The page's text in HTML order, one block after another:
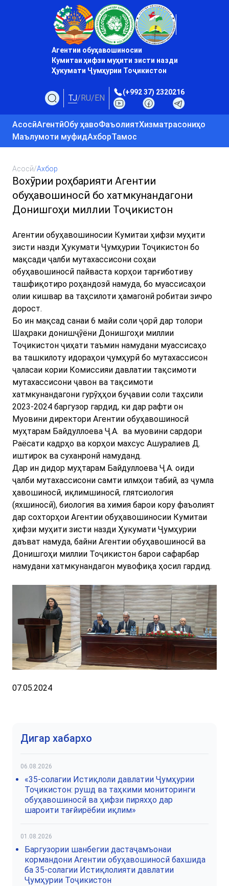
Агентии обуҳавошиносии
Кумитаи ҳифзи муҳити зисти назди
Ҳукумати Ҷумҳурии Тоҷикистон
TJ/RU/EN
(+992 37) 2320216
АсосӣАгентӣОбу ҳавоФаъолиятХизматрасониҳо
Маълумоти муфидАхборТамос
Асосӣ/Ахбор
Вохӯрии роҳбарияти Агентии
обуҳавошиносӣ бо хатмкунандагони
Донишгоҳи миллии Тоҷикистон
Агентии обуҳавошиносии Кумитаи ҳифзи муҳити
зисти назди Ҳукумати Ҷумҳурии Тоҷикистон бо
мақсади ҷалби мутахассисони соҳаи
обуҳавошиносӣ пайваста корҳои тарғиботиву
ташфиқотиро роҳандозӣ намуда, бо муассисаҳои
олии кишвар ва таҳсилоти ҳамагонӣ робитаи зичро
дорост.
Бо ин мақсад санаи 6 майи соли ҷорӣ дар толори
Шаҳраки донишҷӯёни Донишгоҳи миллии
Тоҷикистон ҷиҳати таъмин намудани муассисаҳо
ва ташкилоту идораҳои ҷумҳурӣ бо мутахассисон
ҷаласаи кории Комиссияи давлатии тақсимоти
мутахассисони ҷавон ва тақсимоти
хатмкунандагони гурӯҳҳои буҷавии соли таҳсили
2023-2024 баргузор гардид, ки дар рафти он
Муовини директори Агентии обуҳавошиносӣ
муҳтарам Байдуллоева Ҷ.А. ва муовини сардори
Раёсати кадрҳо ва корҳои махсус Ашуралиев Д.
иштирок ва суханронӣ намуданд.
Дар ин дидор муҳтарам Байдуллоева Ҷ.А. оиди
ҷалби мутахассисони самти илмҳои табиӣ, аз ҷумла
ҳавошиносӣ, иқлимшиносӣ, глятсиология
(яхшиносӣ), биология ва химия барои кору фаъолият
дар сохторҳои Агентии обуҳавошиносии Кумитаи
ҳифзи муҳити зисти назди Ҳукумати Ҷумҳурии
даъват намуда, байни Агентии обуҳавошиносӣ ва
Донишгоҳи миллии Тоҷикистон барои сафарбар
намудани хатмкунандагон мувофиқа ҳосил гардид.
07.05.2024
Дигар хабархо
06.08.2026
«35-солагии Истиқлоли давлатии Ҷумҳурии
Тоҷикистон: рушд ва таҳкими мониторинги
обуҳавошиносӣ ва ҳифзи пиряхҳо дар
шароити тағйирёбии иқлим»
01.08.2026
Баргузории шанбегии дастаҷамъонаи
кормандони Агентии обуҳавошиносӣ бахшида
ба 35-солагии Истиқлолияти давлатии
Ҷумҳурии Тоҷикистон